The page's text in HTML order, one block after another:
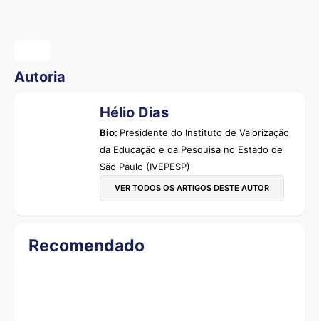
Autoria
Hélio Dias
Bio: Presidente do Instituto de Valorização
da Educação e da Pesquisa no Estado de
São Paulo (IVEPESP)
VER TODOS OS ARTIGOS DESTE AUTOR
Recomendado